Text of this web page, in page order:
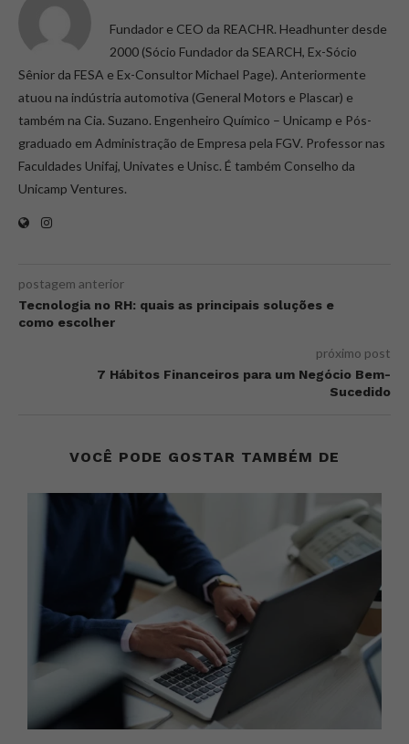
Fundador e CEO da REACHR. Headhunter desde
2000 (Sócio Fundador da SEARCH, Ex-Sócio
Sênior da FESA e Ex-Consultor Michael Page). Anteriormente
atuou na indústria automotiva (General Motors e Plascar) e
também na Cia. Suzano. Engenheiro Químico – Unicamp e Pós-
graduado em Administração de Empresa pela FGV. Professor nas
Faculdades Unifaj, Univates e Unisc. É também Conselho da
Unicamp Ventures.
postagem anterior
Tecnologia no RH: quais as principais soluções e
como escolher
próximo post
7 Hábitos Financeiros para um Negócio Bem-
Sucedido
VOCÊ PODE GOSTAR TAMBÉM DE